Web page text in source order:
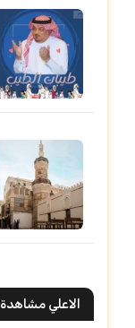
الاعلي مشاهدة